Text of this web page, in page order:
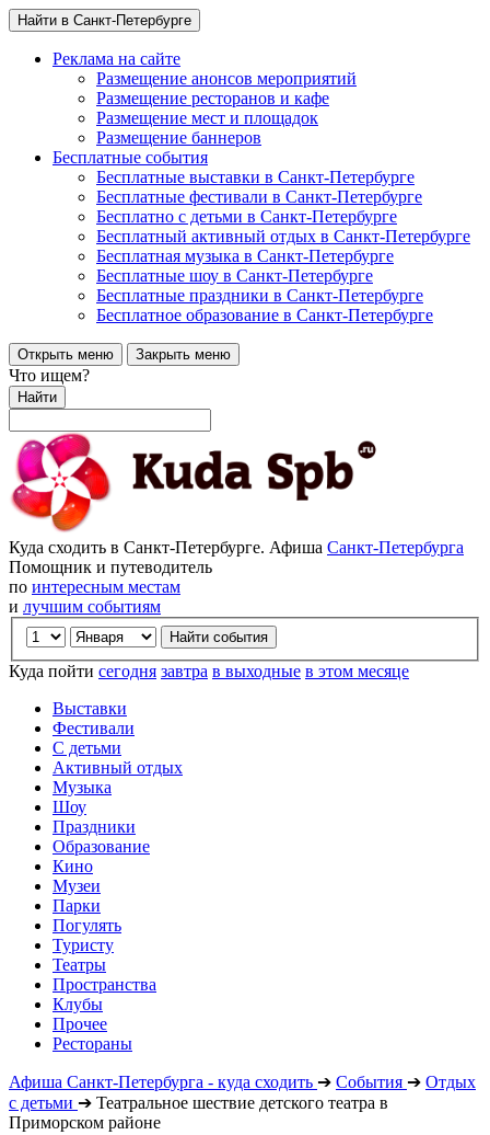
Найти в Санкт-Петербурге
Реклама на сайте
Размещение анонсов мероприятий
Размещение ресторанов и кафе
Размещение мест и площадок
Размещение баннеров
Бесплатные события
Бесплатные выставки в Санкт-Петербурге
Бесплатные фестивали в Санкт-Петербурге
Бесплатно с детьми в Санкт-Петербурге
Бесплатный активный отдых в Санкт-Петербурге
Бесплатная музыка в Санкт-Петербурге
Бесплатные шоу в Санкт-Петербурге
Бесплатные праздники в Санкт-Петербурге
Бесплатное образование в Санкт-Петербурге
Открыть меню Закрыть меню
Что ищем?
Найти
Куда сходить в Санкт-Петербурге. Афиша Санкт-Петербурга
Помощник и путеводитель
по интересным местам
и лучшим событиям
Куда пойти сегодня завтра в выходные в этом месяце
Выставки
Фестивали
С детьми
Активный отдых
Музыка
Шоу
Праздники
Образование
Кино
Музеи
Парки
Погулять
Туристу
Театры
Пространства
Клубы
Прочее
Рестораны
Афиша Санкт-Петербурга - куда сходить ➔ События ➔ Отдых
с детьми ➔ Театральное шествие детского театра в
Приморском районе